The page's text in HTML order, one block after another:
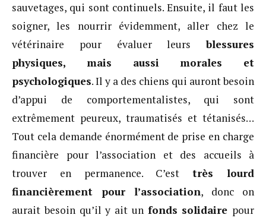
sauvetages, qui sont continuels. Ensuite, il faut les
soigner, les nourrir évidemment, aller chez le
vétérinaire pour évaluer leursblessures
physiques, mais aussi morales et
psychologiques. Il y a des chiens qui auront besoin
d’appui de comportementalistes, qui sont
extrêmement peureux, traumatisés et tétanisés…
Tout cela demande énormément de prise en charge
financière pour l’association et des accueils à
trouver en permanence. C’esttrès lourd
financièrement pour l’association, donc on
aurait besoin qu’il y ait un fonds solidaire pour